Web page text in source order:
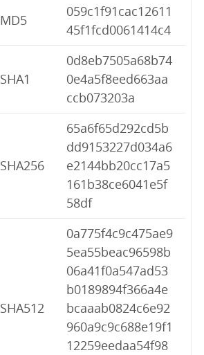
MD5
059c1f91cac12611
45f1fcd0061414c4
SHA1
0d8eb7505a68b74
0e4a5f8eed663aa
ccb073203a
SHA256
65a6f65d292cd5b
dd9153227d034a6
e2144bb20cc17a5
161b38ce6041e5f
58df
SHA512
0a775f4c9c475ae9
5ea55beac96598b
06a41f0a547ad53
b0189894f366a4e
bcaaab0824c6e92
960a9c9c688e19f1
12259eedaa54f98